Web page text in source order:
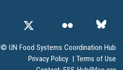
© UN Food Systems Coordination Hub
Privacy Policy
Terms of Use